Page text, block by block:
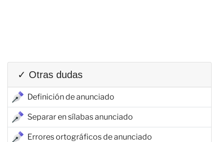
✓ Otras dudas
Definición de anunciado
Separar en sílabas anunciado
Errores ortográficos de anunciado